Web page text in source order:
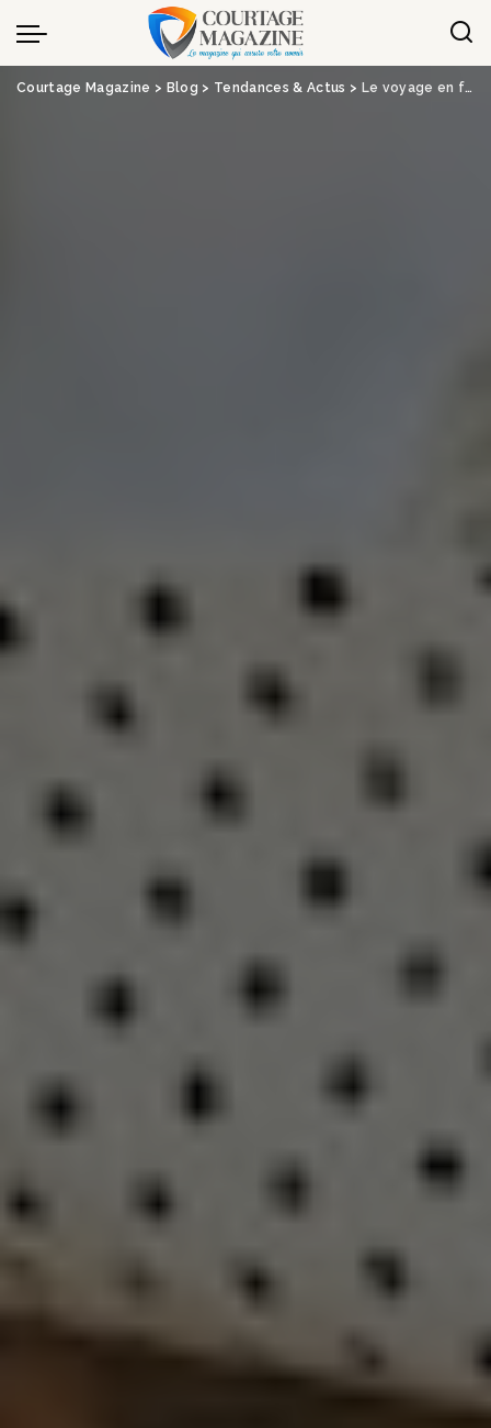
Panneau de gestion des cookies
Courtage Magazine > Blog > Tendances & Actus > Le voyage en famille est la nouvelle tendance 2025 : comment économiser de l’argent lorsque l’on voyage avec ses parents, ses enfants et ses grands-parents ?